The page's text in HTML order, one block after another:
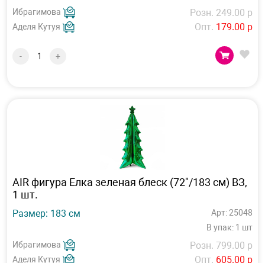
Ибрагимова
Аделя Кутуя
Розн. 249.00 р
Опт. 179.00 р
- +
AIR фигура Елка зеленая блеск (72"/183 см) ВЗ,
1 шт.
Размер: 183 см
Арт: 25048
В упак: 1 шт
Ибрагимова
Аделя Кутуя
Розн. 799.00 р
Опт. 605.00 р